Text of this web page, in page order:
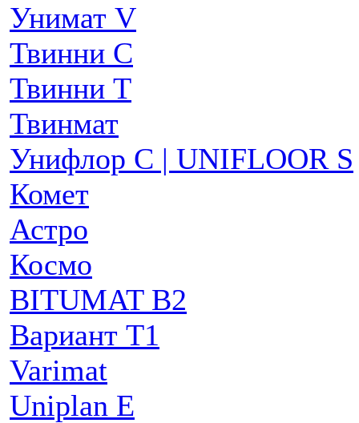
Унимат V
Твинни С
Твинни Т
Твинмат
Унифлор C | UNIFLOOR S
Комет
Астро
Космо
BITUMAT B2
Вариант Т1
Varimat
Uniplan E